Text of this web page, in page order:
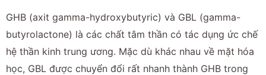
GHB (axit gamma-hydroxybutyric) và GBL (gamma-
butyrolactone) là các chất tâm thần có tác dụng ức chế
hệ thần kinh trung ương. Mặc dù khác nhau về mặt hóa
học, GBL được chuyển đổi rất nhanh thành GHB trong